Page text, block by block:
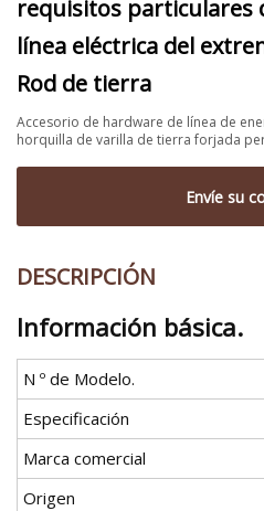
requisitos particulares
línea eléctrica del
Rod de tierra
Accesorio de hardware de línea de
horquilla de varilla de tierra forjada
Envíe su
DESCRIPCIÓN
Información básica.
N º de Modelo.
Especificación
Marca comercial
Origen